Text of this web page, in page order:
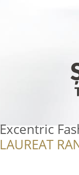
Excentric
LAUREAT